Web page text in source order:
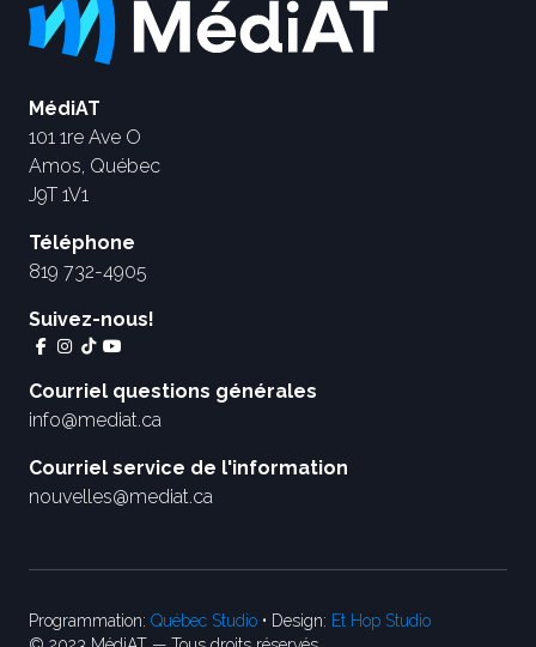
MédiAT
101 1re Ave O
Amos, Québec
J9T 1V1
Téléphone
819 732-4905
Suivez-nous!
Courriel questions générales
info@mediat.ca
Courriel service de l'information
nouvelles@mediat.ca
Programmation: Québec Studio • Design: Et Hop Studio